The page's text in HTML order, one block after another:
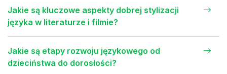
Jakie są kluczowe aspekty dobrej stylizacji
języka w literaturze i filmie?
Jakie są etapy rozwoju językowego od
dzieciństwa do dorosłości?